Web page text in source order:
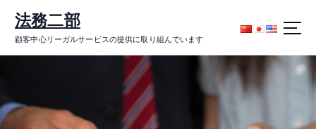
ン
ス
キ
法務二部
顧客中心リーガルサービスの提供に取り組んでいます